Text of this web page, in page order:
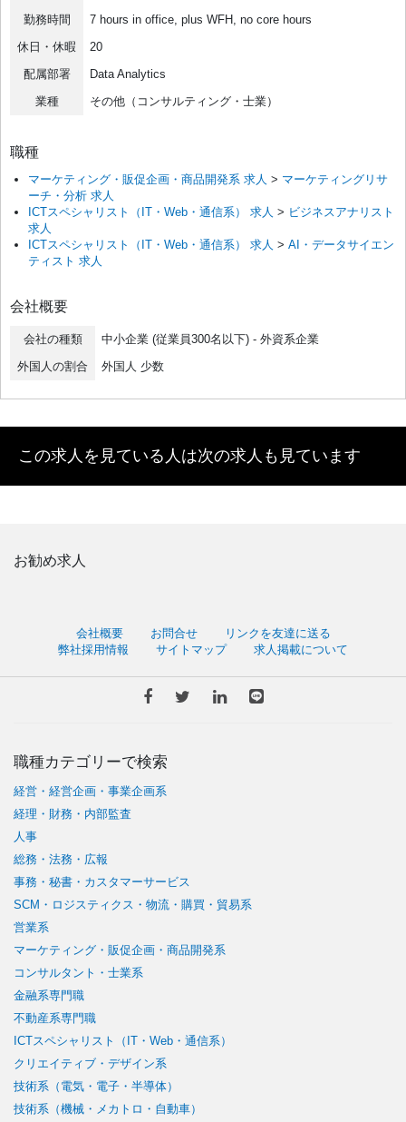
勤務時間
7 hours in office, plus WFH, no core hours
休日・休暇
20
配属部署
Data Analytics
業種
その他（コンサルティング・士業）
職種
マーケティング・販促企画・商品開発系 求人 > マーケティングリサ
ーチ・分析 求人
ICTスペシャリスト（IT・Web・通信系） 求人 > ビジネスアナリスト
求人
ICTスペシャリスト（IT・Web・通信系） 求人 > AI・データサイエン
ティスト 求人
会社概要
会社の種類
中小企業 (従業員300名以下) - 外資系企業
外国人の割合
外国人 少数
この求人を見ている人は次の求人も見ています
お勧め求人
会社概要 お問合せ
リンクを友達に送る
弊社採用情報
サイトマップ 求人掲載について
職種カテゴリーで検索
経営・経営企画・事業企画系
経理・財務・内部監査
人事
総務・法務・広報
事務・秘書・カスタマーサービス
SCM・ロジスティクス・物流・購買・貿易系
営業系
マーケティング・販促企画・商品開発系
コンサルタント・士業系
金融系専門職
不動産系専門職
ICTスペシャリスト（IT・Web・通信系）
クリエイティブ・デザイン系
技術系（電気・電子・半導体）
技術系（機械・メカトロ・自動車）